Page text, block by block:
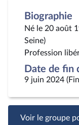
Biographie
Né le 20 août
Seine)
Profession
Date de fin
9 juin 2024
Voir le groupe